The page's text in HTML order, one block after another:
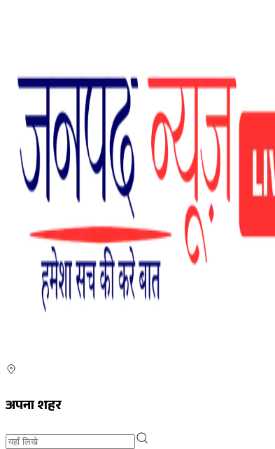
अपना शहर